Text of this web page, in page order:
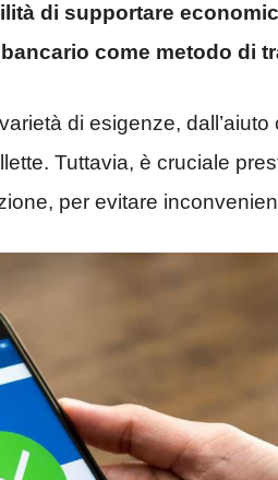
di supportare
come metodo di
di esigenze,
Tuttavia, è cruciale
per evitare